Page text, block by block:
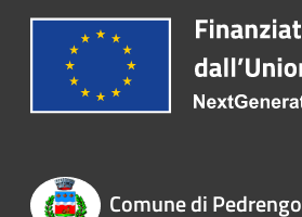
Comune di Pedrengo